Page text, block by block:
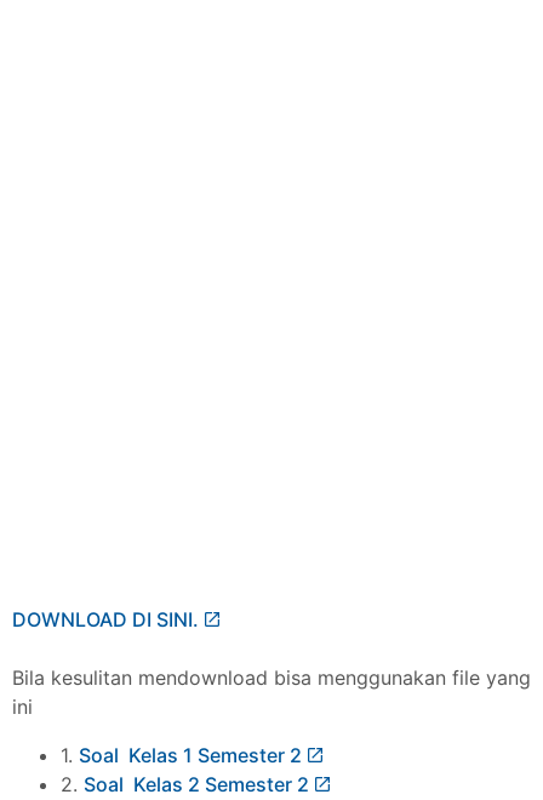
DOWNLOAD DI SINI.
Bila kesulitan mendownload bisa menggunakan file yang
ini
1. Soal Kelas 1 Semester 2
2. Soal Kelas 2 Semester 2